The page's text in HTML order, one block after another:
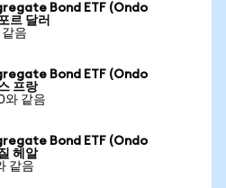
Bond ETF (Ondo
르 달러
음
Bond ETF (Ondo
프랑
와 같음
Bond ETF (Ondo
헤알
같음